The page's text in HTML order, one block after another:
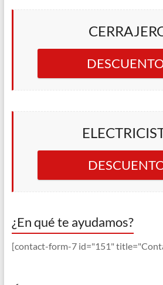
¿En qué te ayudamos?
[contact-form-7 id="151"